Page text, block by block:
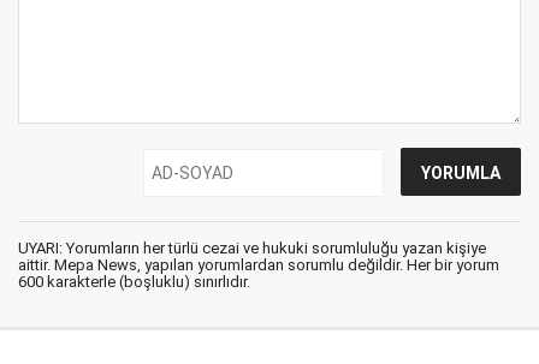
UYARI: Yorumların her türlü cezai ve hukuki sorumluluğu yazan kişiye
aittir. Mepa News, yapılan yorumlardan sorumlu değildir. Her bir yorum
600 karakterle (boşluklu) sınırlıdır.